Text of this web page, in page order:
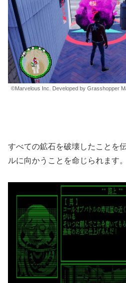
©Marvelous Inc. Developed by Grasshopper
すべての鉱石を破壊したことを
ルに向かうことを命じられます。